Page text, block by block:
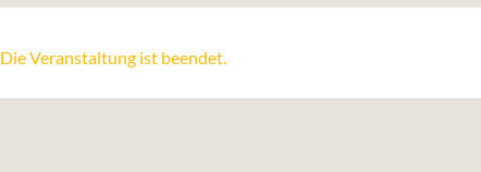
Die Veranstaltung ist beendet.